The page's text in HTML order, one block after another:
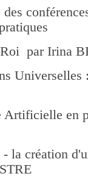
par Irina
:
en
création